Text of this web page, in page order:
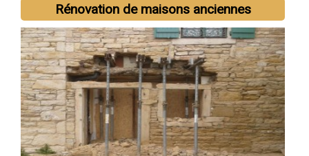
Rénovation de maisons anciennes